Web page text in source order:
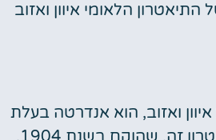
הלאומי איוון ואזוב
ואזוב, הוא אנדרטה בעלת